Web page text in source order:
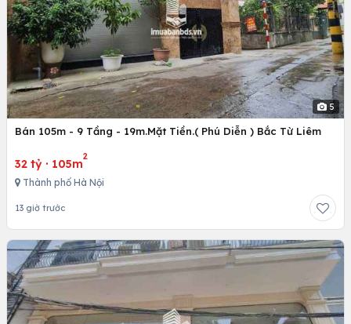
5
Bán 105m - 9 Tầng - 19m.Mặt Tiền.( Phú Diễn ) Bắc Từ Liêm
32 tỷ · 105m
2
Thành phố Hà Nội
13 giờ trước